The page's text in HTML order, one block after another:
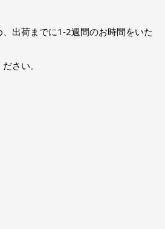
出荷までに1-2週間のお時間をいた
さい。